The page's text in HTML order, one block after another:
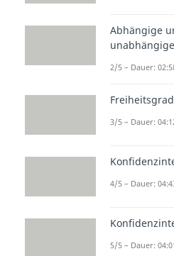
In diesem
Fehler 1. Art,
genannt, ist.
wichtig ist,
und wie er
kann.
und
Abhängige
2/5 – Dauer:
3/5 – Dauer:
4/5 – Dauer:
5/5 – Dauer: